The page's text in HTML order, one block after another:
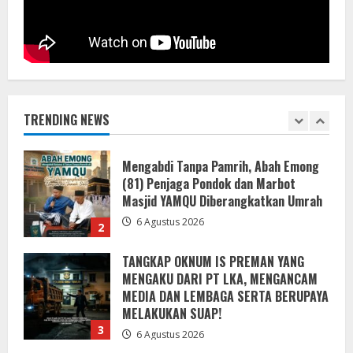
TRENDING NEWS
2
Mengabdi Tanpa Pamrih, Abah Emong
(81) Penjaga Pondok dan Marbot
3
TANGKAP OKNUM IS PREMAN YANG
MENGAKU DARI PT LKA, MENGANCAM
MEDIA DAN LEMBAGA SERTA BERUPAYA
MELAKUKAN SUAP!
6 Agustus 2026
4
Bupati Buol dan Wakil Bupati Hadiri
Peringatan Maulid Arbain ke-7 di
Masjid Agung At-Tafakur